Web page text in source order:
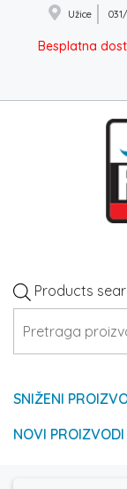
Užice
Besplatna
Products
SNIŽENI
NOVI PROIZVODI